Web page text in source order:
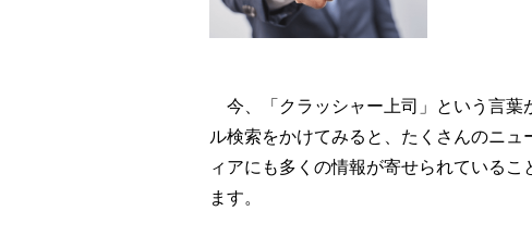
今、「クラッシャー上司」という言葉
ル検索をかけてみると、たくさんのニ
ィアにも多くの情報が寄せられている
ます。